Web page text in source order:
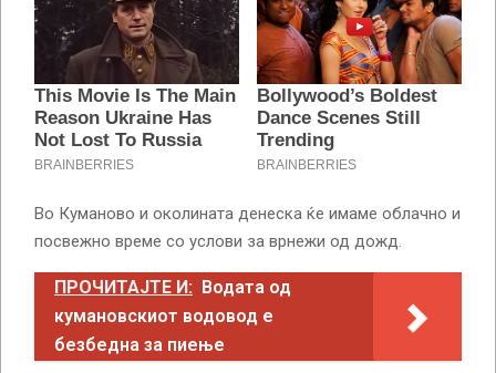
Во Куманово и околината денеска ќе имаме облачно и
посвежно време со услови за врнежи од дожд.
ПРОЧИТАЈТЕ И: Водата од
кумановскиот водовод е
безбедна за пиење